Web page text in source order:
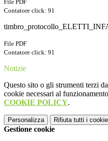
File PDF
Contatore click: 91
File PDF
Contatore click: 91
Notizie
Questo sito o gli strumenti terzi
cookie necessari al
COOKIE POLICY.
Personalizza Rifiuta tutti i
Gestione cookie